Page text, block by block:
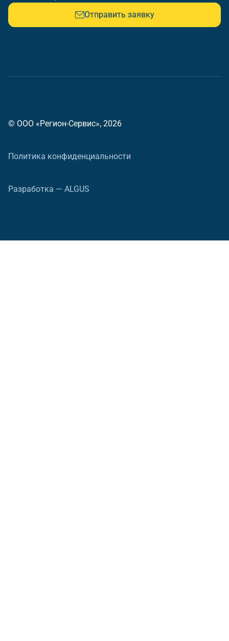
Отправить заявку
© ООО «Регион-Сервис», 2026
Политика конфиденциальности
Разработка — ALGUS